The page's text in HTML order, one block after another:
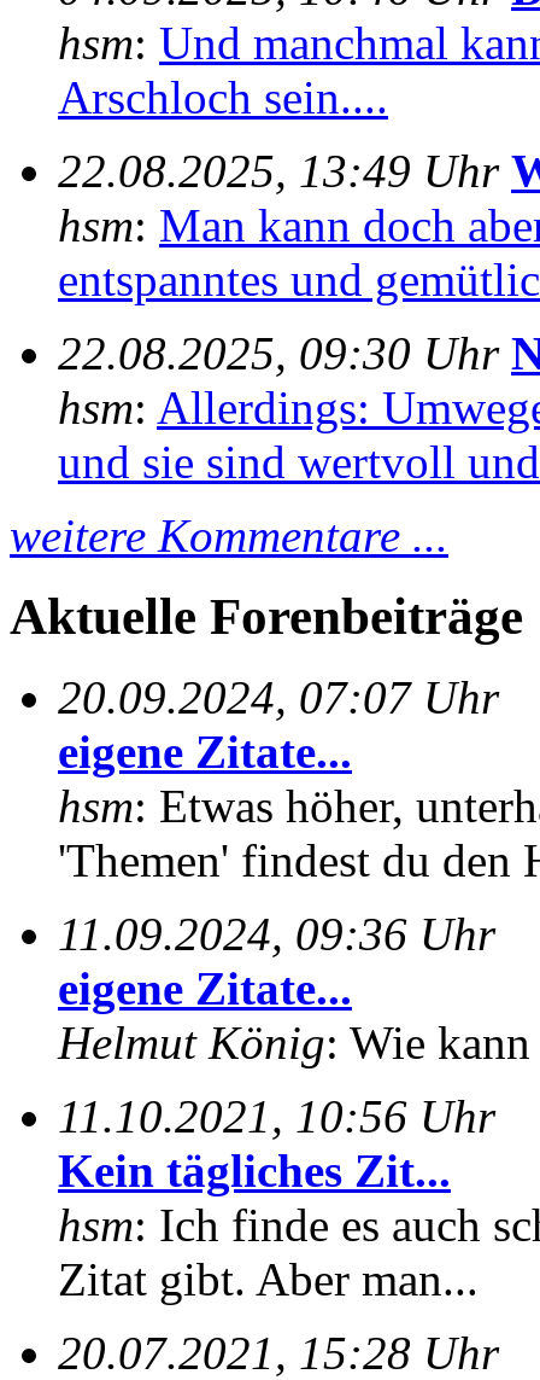
hsm: Und manchmal
Arschloch sein....
22.08.2025, 13:49 Uhr
hsm: Man kann doch
entspanntes und
22.08.2025, 09:30 Uhr
hsm: Allerdings:
und sie sind wertvoll
weitere Kommentare ...
Aktuelle Forenbeiträge
20.09.2024, 07:07 Uhr
eigene Zitate...
hsm: Etwas höher,
'Themen' findest du den
11.09.2024, 09:36 Uhr
eigene Zitate...
Helmut König: Wie
11.10.2021, 10:56 Uhr
Kein tägliches Zit...
hsm: Ich finde es auch
Zitat gibt. Aber man...
20.07.2021, 15:28 Uhr